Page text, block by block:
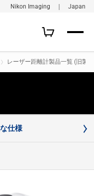
Nikon Imaging ｜ Japan
レーザー距離計製品一覧 (旧製
仕様